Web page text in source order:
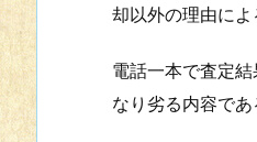
却以外の理由によ
電話一本で査定
なり劣る内容で